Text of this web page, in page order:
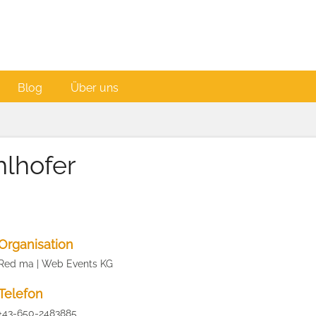
Blog Über uns
Red ma | Web Events KG
650-2483885